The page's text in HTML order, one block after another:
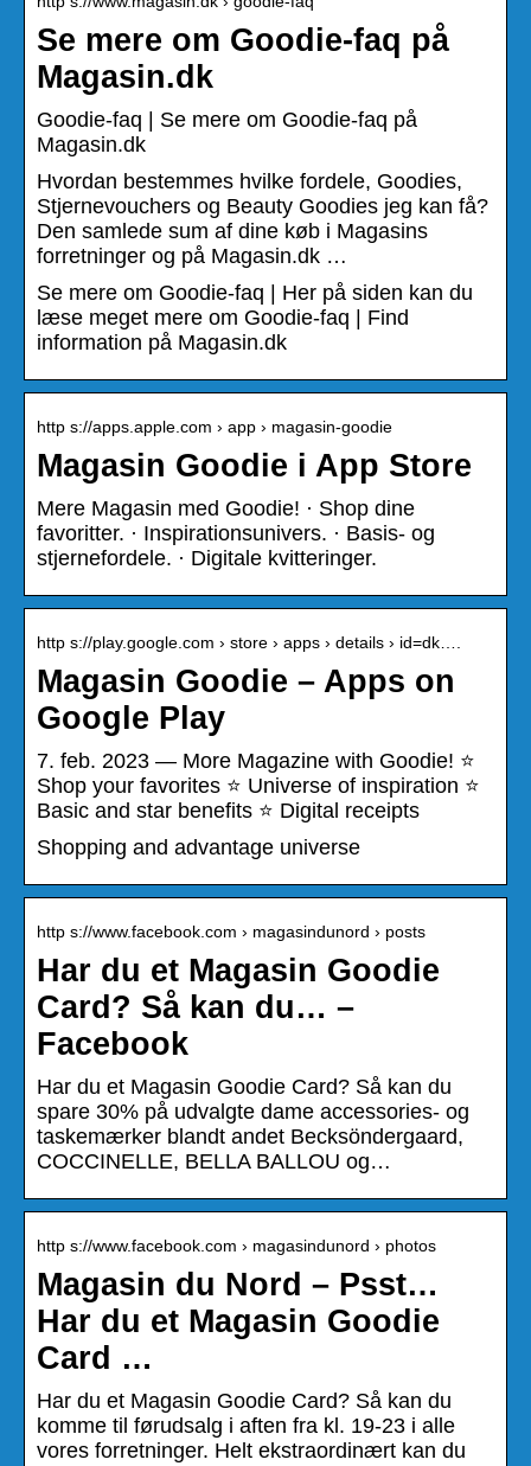
Se mere om Goodie-faq på
Magasin.dk
Goodie-faq | Se mere om Goodie-faq på
Magasin.dk
Hvordan bestemmes hvilke fordele, Goodies,
Stjernevouchers og Beauty Goodies jeg kan få?
Den samlede sum af dine køb i Magasins
forretninger og på Magasin.dk …
Se mere om Goodie-faq | Her på siden kan du
læse meget mere om Goodie-faq | Find
information på Magasin.dk
http s://apps.apple.com › app › magasin-goodie
Magasin Goodie i App Store
Mere Magasin med Goodie! · Shop dine
favoritter. · Inspirationsunivers. · Basis- og
stjernefordele. · Digitale kvitteringer.
http s://play.google.com › store › apps › details › id=dk….
Magasin Goodie – Apps on
Google Play
7. feb. 2023 — More Magazine with Goodie! ⭐️
Shop your favorites ⭐️ Universe of inspiration ⭐️
Basic and star benefits ⭐️ Digital receipts
Shopping and advantage universe
http s://www.facebook.com › magasindunord › posts
Har du et Magasin Goodie
Card? Så kan du… –
Facebook
Har du et Magasin Goodie Card? Så kan du
spare 30% på udvalgte dame accessories- og
taskemærker blandt andet Becksöndergaard,
COCCINELLE, BELLA BALLOU og…
http s://www.facebook.com › magasindunord › photos
Magasin du Nord – Psst…
Har du et Magasin Goodie
Card …
Har du et Magasin Goodie Card? Så kan du
komme til førudsalg i aften fra kl. 19-23 i alle
vores forretninger. Helt ekstraordinært kan du